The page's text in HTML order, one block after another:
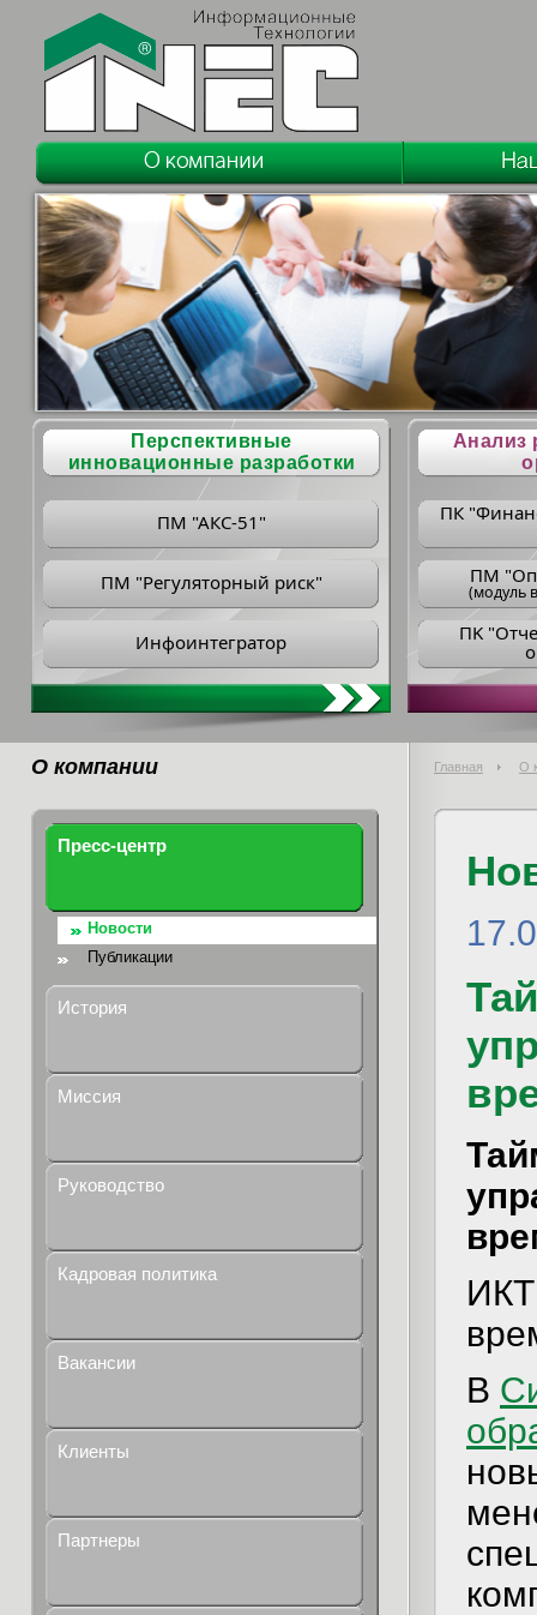
Перспективные
инновационные разработки
ПМ "АКС-51"
ПМ "Регуляторный риск"
Инфоинтегратор
Анализ
ПК
ПM
(модуль
ПK
О компании Главная О
Пресс-центр
Новости
Публикации
История
Миссия
Руководство
Кадровая политика
Вакансии
Клиенты
Партнеры
ИКТ
В